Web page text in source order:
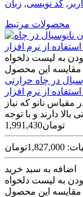
, کد نویسی,
محصولات مرتبط
به لیست دلخواه
مقایسه این محصول
در چاه حرارتی
نانو که نیاز
1,991,430تومان
اضافه به سبد خرید
به لیست دلخواه
مقایسه این محصول